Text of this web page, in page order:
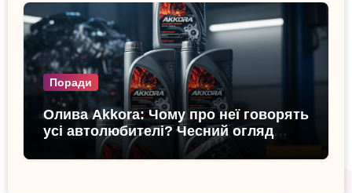
Поради
Олива Akkora: Чому про неї говорять
усі автолюбителі? Чесний огляд